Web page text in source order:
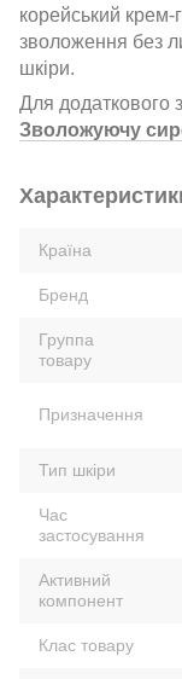
корейський крем-
зволоження без
шкіри.
Для додаткового
Зволожуючу
Країна
Бренд
Группа
товару
Призначення
Тип шкіри
Час
застосування
Активний
компонент
Клас товару